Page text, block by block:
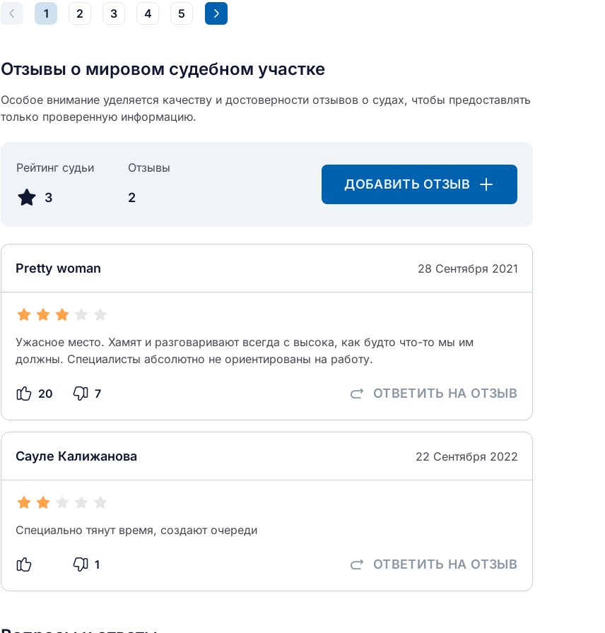
1 2 3 4 5
Отзывы о мировом судебном участке
Особое внимание уделяется качеству и достоверности отзывов о судах, чтобы предоставлять
только проверенную информацию.
Рейтинг судьи
3
Отзывы
2
ДОБАВИТЬ ОТЗЫВ
Pretty woman 28 Сентября 2021
Ужасное место. Хамят и разговаривают всегда с высока, как будто что-то мы им
должны. Специалисты абсолютно не ориентированы на работу.
20 7 ОТВЕТИТЬ НА ОТЗЫВ
Сауле Калижанова 22 Сентября 2022
Специально тянут время, создают очереди
1 ОТВЕТИТЬ НА ОТЗЫВ